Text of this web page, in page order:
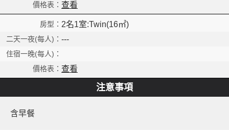
查看
2名1室:Twin(16㎡)
---
查看
注意事項
含早餐